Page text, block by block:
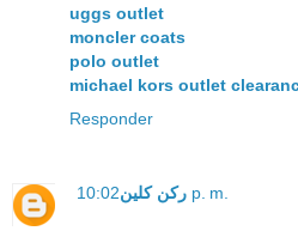
uggs outlet
moncler coats
polo outlet
michael kors outlet
Responder
ركن كلين 10:02 p. m.